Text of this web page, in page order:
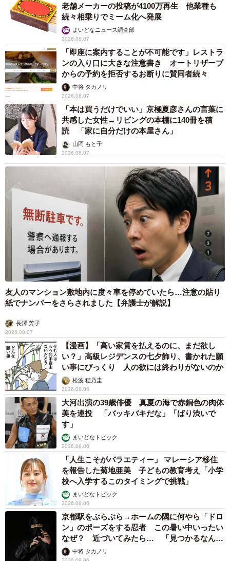
老舗メーカーの投稿が4100万再生 他業種も
続々相乗りでミーム化へ発展
まいどなニュース調査部
2026.08.07
「即座に案内することが不可能です」レストラ
ンの入り口に大きな注意書き オートリザーブ
からの予約を拒否するお断りに賛同者続々
中将 タカノリ
2026.08.07
「本は買うだけでいい」京極夏彦さんの言葉に
共感した女性→リビングの本棚に140冊を積
読 「家に自分だけの本屋さん」
山岡 もと子
2026.08.07
友人のマンション敷地内に度々車を停めていたら…注意の貼り
紙でナンバーをさらされました【弁護士が解説】
長澤 芳子
2026.08.07
【漫画】「高い家賃を払えるのに、まだ欲し
い？」高級レジデンスの七夕飾り、書かれた願
い事にびっくり 人の欲には終わりがないのか
松波 穂乃圭
2026.08.06
大河出演の39歳俳優 真夏の海で赤銅色の肉体
美を連投 「バッキバキだな」「ばり渋いで
す」
まいどなトピック
2026.08.06
「人生こそがバラエティー」 マレーシア移住
を報告した菊地亜美 子どもの教育考え「小学
校へ入学するこのタイミングで挑戦」
まいどなトピック
2026.08.06
京都駅をぶらぶら→ホームの隅に何やら「ドロ
ン」のポーズをする忍者 この暑い中いったい
なぜ？ 近づいてみたら… 「見つかるなんて
未熟」中将 タカノリ